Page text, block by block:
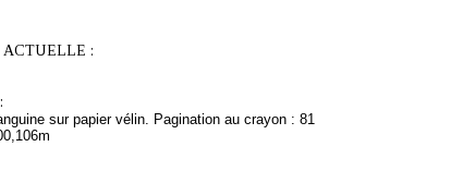
:
sur papier vélin. Pagination au crayon : 81